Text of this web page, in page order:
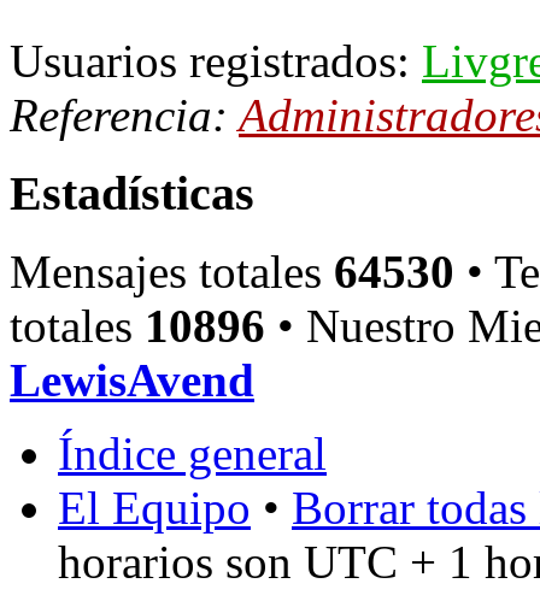
Usuarios registrados:
Referencia:
Estadísticas
Mensajes totales 64530 •
totales 10896 • Nuestro
LewisAvend
Índice general
El Equipo • Borrar
horarios son UTC + 1